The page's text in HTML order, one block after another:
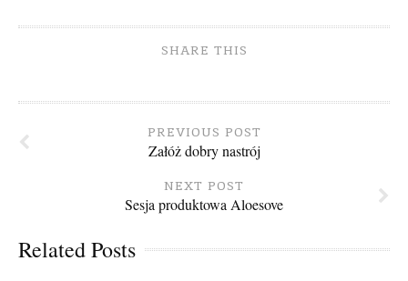
SHARE THIS
PREVIOUS POST
Załóż dobry nastrój
NEXT POST
Sesja produktowa Aloesove
Related Posts